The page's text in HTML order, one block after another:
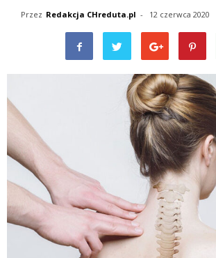
Przez Redakcja CHreduta.pl - 12 czerwca 2020